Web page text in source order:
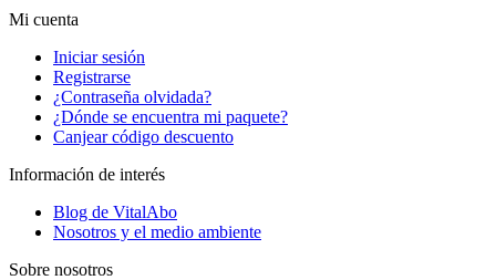
Mi cuenta
Iniciar sesión
Registrarse
¿Contraseña olvidada?
¿Dónde se encuentra mi paquete?
Canjear código descuento
Información de interés
Blog de VitalAbo
Nosotros y el medio ambiente
Sobre nosotros